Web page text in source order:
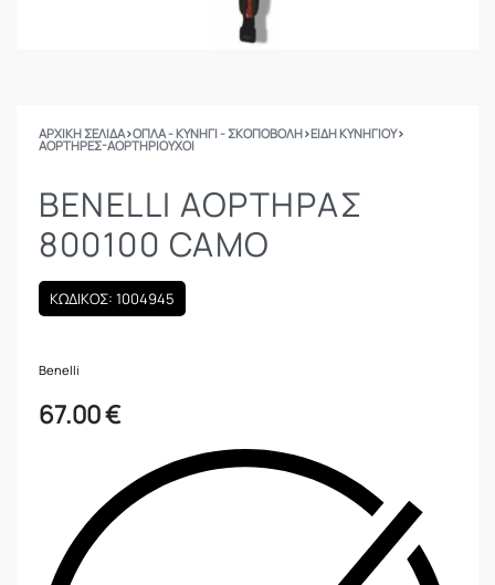
ΑΡΧΙΚΉ ΣΕΛΊΔΑ›ΟΠΛΑ - ΚΥΝΗΓΙ - ΣΚΟΠΟΒΟΛΗ›ΕΙΔΗ ΚΥΝΗΓΙΟΥ›
ΑΟΡΤΉΡΕΣ-ΑΟΡΤΗΡΙΟΎΧΟΙ
BENELLI ΑΟΡΤΗΡΑΣ
800100 CAMO
ΚΩΔΙΚΟΣ: 1004945
Benelli
67.00€